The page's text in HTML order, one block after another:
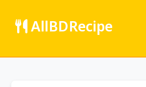
AllBDRecipe